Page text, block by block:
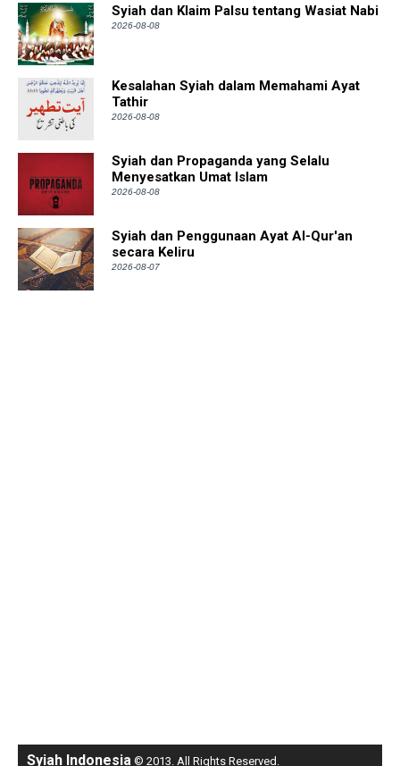
Syiah dan Klaim Palsu tentang Wasiat Nabi
2026-08-08
Kesalahan Syiah dalam Memahami Ayat
Tathir
2026-08-08
Syiah dan Propaganda yang Selalu
Menyesatkan Umat Islam
2026-08-08
Syiah dan Penggunaan Ayat Al-Qur'an
secara Keliru
2026-08-07
Syiah Indonesia © 2013. All Rights Reserved.